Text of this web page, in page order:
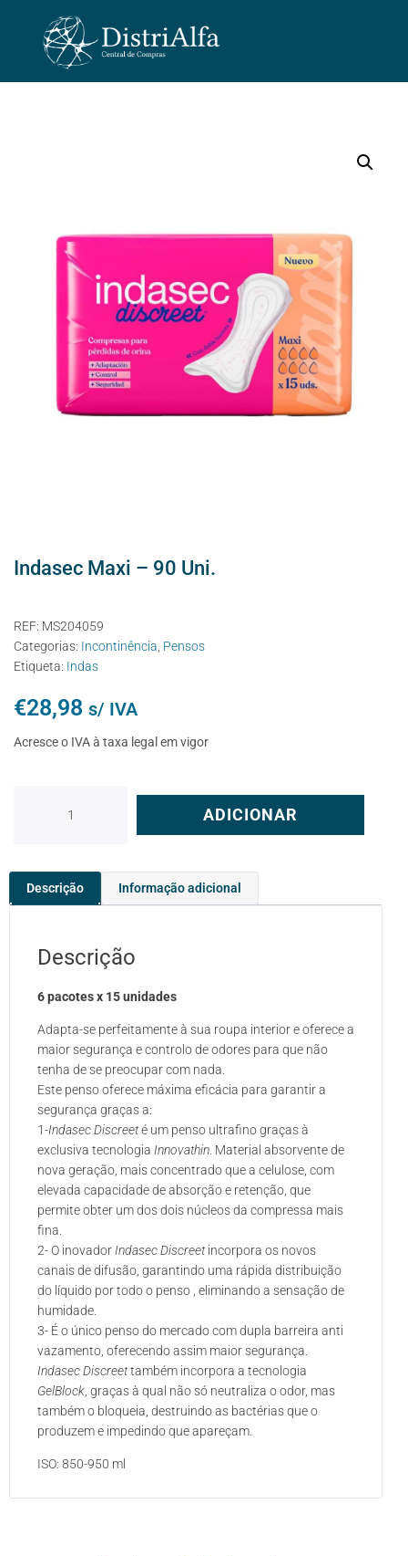
Indasec Maxi – 90 Uni.
REF: MS204059
Categorias: Incontinência Pensos
Etiqueta: Indas
€28,98 s/ IVA
Acresce o IVA à taxa legal em vigor
ADICIONAR
Descrição Informação adicional
Descrição
6 pacotes x 15 unidades
Adapta-se perfeitamente à sua roupa interior e oferece a
maior segurança e controlo de odores para que não
tenha de se preocupar com nada.
Este penso oferece máxima eficácia para garantir a
segurança graças a:
1-Indasec Discreeté um penso ultrafino graças à
exclusiva tecnologia Innovathin . Material absorvente de
nova geração, mais concentrado que a celulose, com
elevada capacidade de absorção e retenção, que
permite obter um dos dois núcleos da compressa mais
fina.
2- O inovador Indasec Discreetincorpora os novos
canais de difusão, garantindo uma rápida distribuição
do líquido por todo o penso , eliminando a sensação de
humidade.
3- É o único penso do mercado com dupla barreira anti
vazamento, oferecendo assim maior segurança.
Indasec Discreettambém incorpora a tecnologia
GelBlock , graças à qual não só neutraliza o odor, mas
também o bloqueia, destruindo as bactérias que o
produzem e impedindo que apareçam.
ISO: 850-950 ml